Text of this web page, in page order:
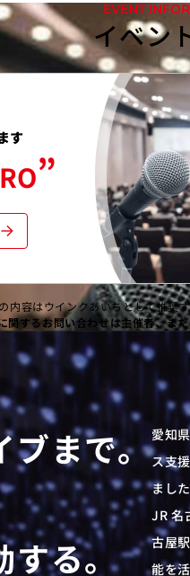
EVENT
イベン
す
”
内容はウインクあいちとして推奨
関するお問い合わせは主催者、ま
ブまで。
する。
愛知
ス支
ました
JR 名
古屋
能を